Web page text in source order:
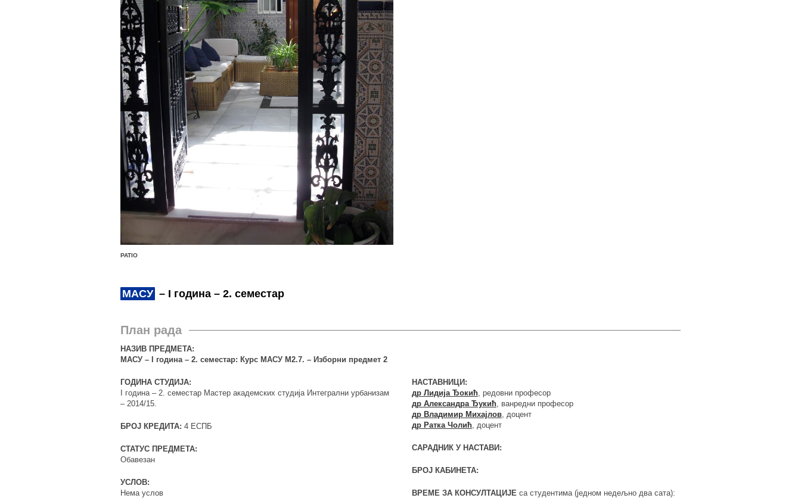
PATIO
МАСУ – I година – 2. семестар
План рада
НАЗИВ ПРЕДМЕТА:
МАСУ – I година – 2. семестар: Курс МАСУ М2.7. – Изборни предмет 2
ГОДИНА СТУДИЈА:
I година – 2. семестар Мастер академских студија Интегрални урбанизам
– 2014/15.
БРОЈ КРЕДИТА: 4 ЕСПБ
СТАТУС ПРЕДМЕТА:
Обавезан
УСЛОВ:
Нема услов
НАСТАВНИЦИ:
др Лидија Ђокић, редовни професор
др Александра Ђукић, ванредни професор
др Владимир Михајлов, доцент
др Ратка Чолић, доцент
САРАДНИК У НАСТАВИ:
БРОЈ КАБИНЕТА:
ВРЕМЕ ЗА КОНСУЛТАЦИЈЕ са студентима (једном недељно два сата):